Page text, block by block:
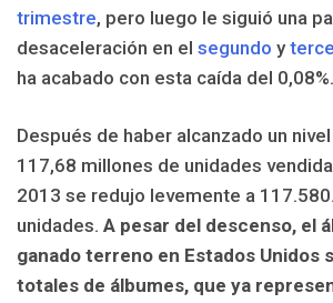
trimestre, pero luego le siguió una
desaceleración en el segundo y
ha acabado con esta caída del 0,08%.
Después de haber alcanzado un
117,68 millones de unidades
2013 se redujo levemente a
unidades. A pesar del descenso, el
ganado terreno en Estados Unidos
totales de álbumes, que ya